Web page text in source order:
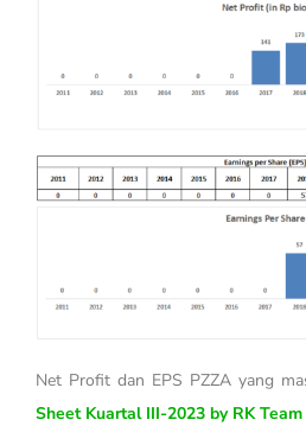
Net Profit dan EPS PZZA yang
Sheet Kuartal III-2023 by RK Team